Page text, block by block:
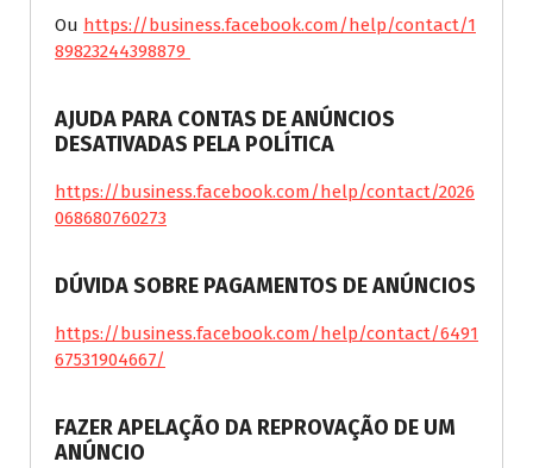
Ou https://business.facebook.com/help/contact/1
89823244398879
AJUDA PARA CONTAS DE ANÚNCIOS
DESATIVADAS PELA POLÍTICA
https://business.facebook.com/help/contact/2026
068680760273
DÚVIDA SOBRE PAGAMENTOS DE ANÚNCIOS
https://business.facebook.com/help/contact/6491
67531904667/
FAZER APELAÇÃO DA REPROVAÇÃO DE UM
ANÚNCIO